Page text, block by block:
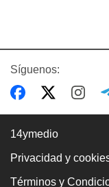
BOXEO
Síguenos:
14ymedio
Privacidad y
Términos y